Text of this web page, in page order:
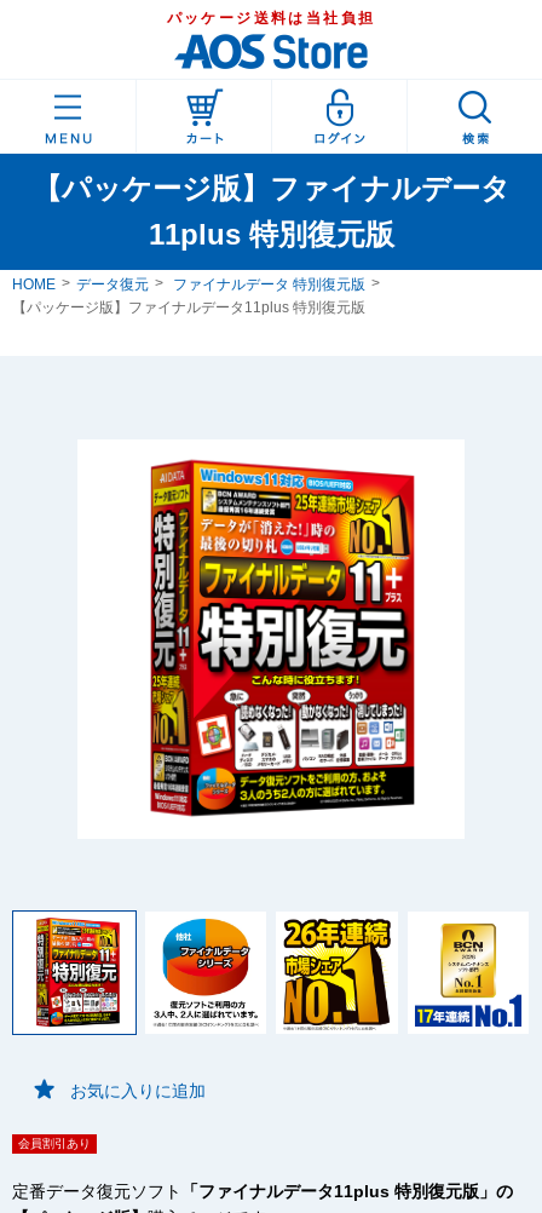
パッケージ送料は当社負担
【パッケージ版】ファイナルデータ
11plus 特別復元版
HOME データ復元
ファイナルデータ 特別復元版
【パッケージ版】ファイナルデータ11plus 特別復元版
お気に入りに追加
会員割引あり
定番データ復元ソフト
「ファイナルデータ11plus 特別復元版」の